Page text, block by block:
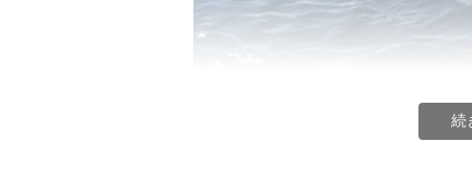
津波ですべての養殖施設や船が失われ
続